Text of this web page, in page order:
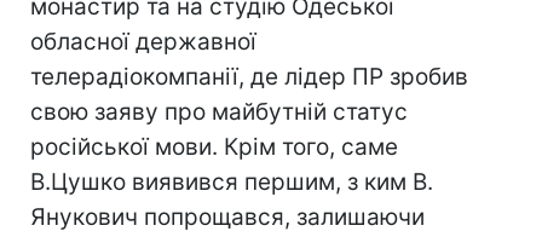
монастир та на студію Одеської
обласної державної
телерадіокомпанії, де лідер ПР зробив
свою заяву про майбутній статус
російської мови. Крім того, саме
В.Цушко виявився першим, з ким В.
Янукович попрощався, залишаючи